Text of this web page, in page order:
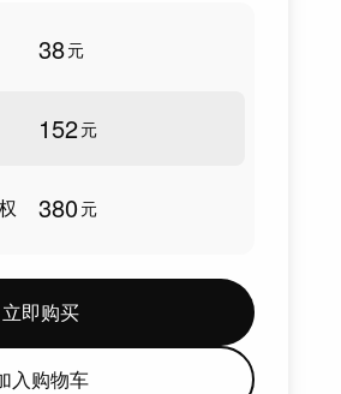
38元
152元
380元
立即购买
入购物车